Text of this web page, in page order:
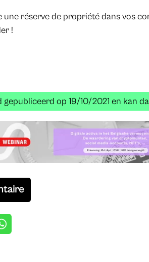
une réserve de propriété dans vos
!
op 19/10/2021 en kan